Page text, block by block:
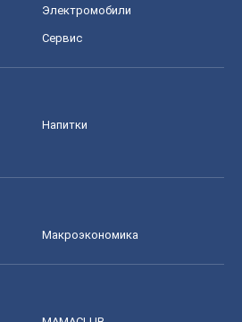
Электромобили
Сервис
Напитки
Mакроэкономика